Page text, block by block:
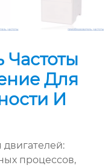
Частоты
Для
И
двигателей:
процессов,